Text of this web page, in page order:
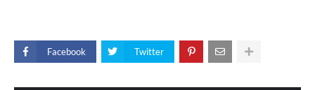
Facebook Twitter